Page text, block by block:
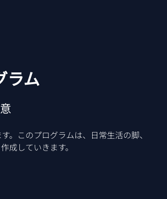
ラム
。​このプログラムは、日常生活の脚、
成していきます。